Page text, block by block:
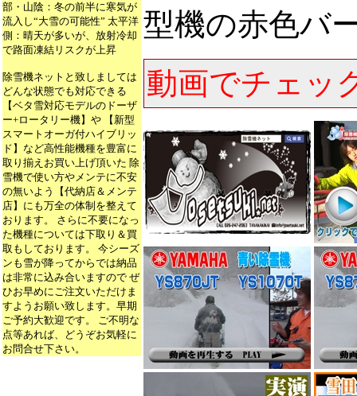
部・山陰：冬の前半に寒気が
流入し“大雪の可能性” 太平洋
側：晴天が多いが、放射冷却
で路面凍結リスクが上昇
除雪機ネットと致しましては
どんな状態でも対応できる
【ベタ雪対応モデルのドーザ
ー+ロータリー機】や 【新型
スマートオーガ付ハイブリッ
ド】など高性能機種を豊富に
取り揃えお買い上げ頂いた 除
雪機で使い方やメンテに不安
の無いよう【代納店＆メンテ
店】にも万全の体制を整えて
おります。 さらに不要になっ
た機種については下取り＆買
取もしております。 今シーズ
ンも雪が降ってからでは納品
は非常に込み合いますので ぜ
ひお早めにご注文いただけま
すようお願い致します。早期
ご予約大歓迎です。 ご不明な
点等あれば、どうぞお気軽に
お問合せ下さい。
型機の赤色バ
動画でチェッ